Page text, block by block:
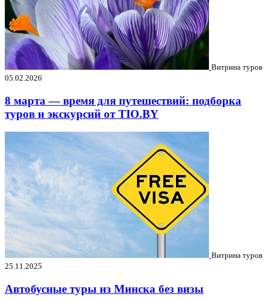
Витрина туров
05.02.2026
8 марта — время для путешествий: подборка
туров и экскурсий от TIO.BY
Витрина туров
25.11.2025
Автобусные туры из Минска без визы